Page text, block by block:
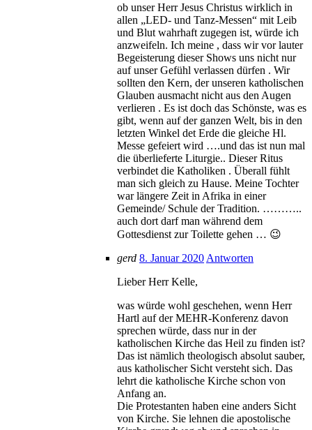
ob unser Herr Jesus Christus wirklich in
allen „LED- und Tanz-Messen“ mit Leib
und Blut wahrhaft zugegen ist, würde ich
anzweifeln. Ich meine , dass wir vor lauter
Begeisterung dieser Shows uns nicht nur
auf unser Gefühl verlassen dürfen . Wir
sollten den Kern, der unseren katholischen
Glauben ausmacht nicht aus den Augen
verlieren . Es ist doch das Schönste, was es
gibt, wenn auf der ganzen Welt, bis in den
letzten Winkel det Erde die gleiche Hl.
Messe gefeiert wird ….und das ist nun mal
die überlieferte Liturgie.. Dieser Ritus
verbindet die Katholiken . Überall fühlt
man sich gleich zu Hause. Meine Tochter
war längere Zeit in Afrika in einer
Gemeinde/ Schule der Tradition. ………..
auch dort darf man während dem
Gottesdienst zur Toilette gehen … 😉
gerd 8. Januar 2020 Antworten
Lieber Herr Kelle,
was würde wohl geschehen, wenn Herr
Hartl auf der MEHR-Konferenz davon
sprechen würde, dass nur in der
katholischen Kirche das Heil zu finden ist?
Das ist nämlich theologisch absolut sauber,
aus katholischer Sicht versteht sich. Das
lehrt die katholische Kirche schon von
Anfang an.
Die Protestanten haben eine anders Sicht
von Kirche. Sie lehnen die apostolische